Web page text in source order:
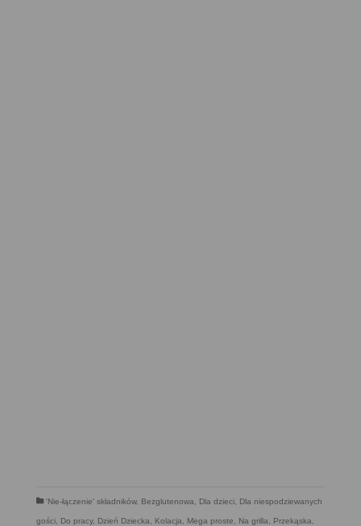
'Nie-łączenie' składników, Bezglutenowa Dla dzieci Dla niespodziewanych
gości Do pracy, Dzień Dziecka Kolacja Mega proste Na grilla Przekąska